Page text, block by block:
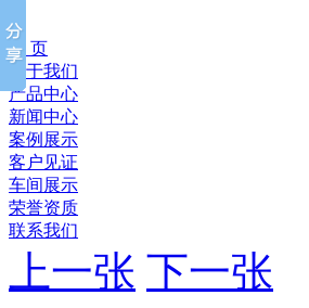
首 页
关于我们
产品中心
新闻中心
案例展示
客户见证
车间展示
荣誉资质
联系我们
上一张 下一张